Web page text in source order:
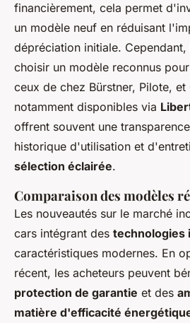
financièrement, cela permet
un modèle neuf en réduisant
dépréciation initiale.
choisir un modèle reconnus
ceux de chez Bürstner, Pilote, et
notamment disponibles via
offrent souvent une
historique d'utilisation et
sélection éclairée.
Comparaison des modèles
Les nouveautés sur le marché
cars intégrant des technologies
caractéristiques modernes. En
récent, les acheteurs peuvent
protection de garantie et des
matière d'efficacité